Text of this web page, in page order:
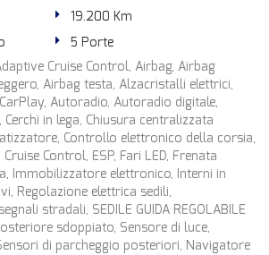
19.200 Km
5 Porte
Cruise Control, Airbag, Airbag
Airbag testa, Alzacristalli elettrici,
Autoradio, Autoradio digitale,
in lega, Chiusura centralizzata
Controllo elettronico della corsia,
Control, ESP, Fari LED, Frenata
Immobilizzatore elettronico, Interni in
Regolazione elettrica sedili,
stradali, SEDILE GUIDA REGOLABILE
sdoppiato, Sensore di luce,
di parcheggio posteriori, Navigatore